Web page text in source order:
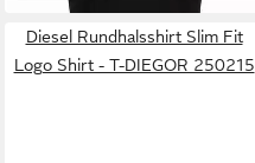
Diesel Rundhalsshirt Slim Fit
Logo Shirt - T-DIEGOR 250215